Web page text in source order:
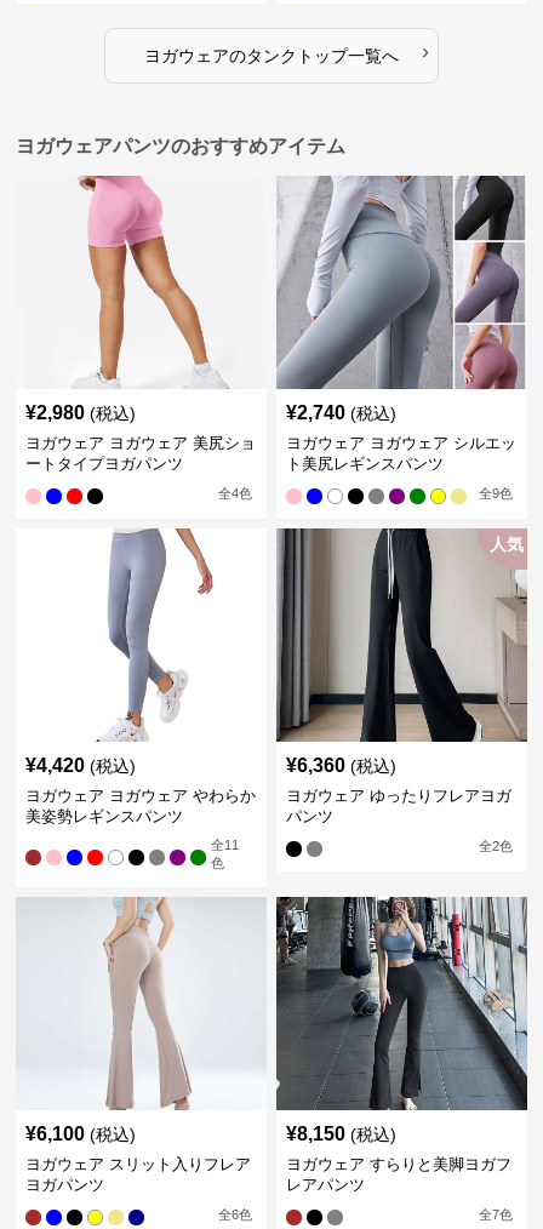
ヨガウェアのタンクトップ一覧へ ›
ヨガウェアパンツのおすすめアイテム
¥2,980 (税込)
ヨガウェア ヨガウェア 美尻ショ
ートタイプヨガパンツ
全4色
¥2,740 (税込)
ヨガウェア ヨガウェア シルエッ
ト美尻レギンスパンツ
全9色
¥4,420 (税込)
ヨガウェア ヨガウェア やわらか
美姿勢レギンスパンツ
全11
色
人気
¥6,360 (税込)
ヨガウェア ゆったりフレアヨガ
パンツ
全2色
¥6,100 (税込)
ヨガウェア スリット入りフレア
ヨガパンツ
全6色
¥8,150 (税込)
ヨガウェア すらりと美脚ヨガフ
レアパンツ
全7色